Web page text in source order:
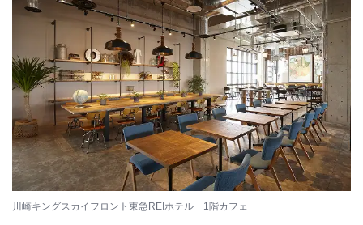
川崎キングスカイフロント東急REIホテル 1階カフェ